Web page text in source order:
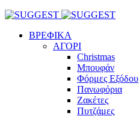
ΒΡΕΦΙΚΑ
ΑΓΟΡΙ
Christmas
Μπουφάν
Φόρμες Εξόδου
Πανωφόρια
Ζακέτες
Πυτζάμες